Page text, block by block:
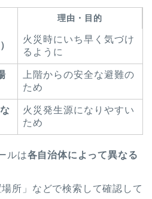
理由・目的
火災時にいち早く気づけ
るように
上階からの安全な避難の
ため
火災発生源になりやすい
ため
ルは各自治体によって異なる
所」などで検索して確認して